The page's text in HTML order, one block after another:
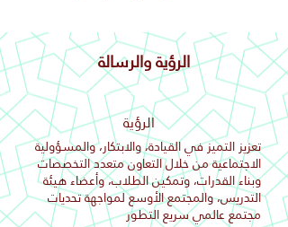
الرؤية والرسالة
الرؤية
تعزيز التميز في القيادة، والابتكار، والمسؤولية
الاجتماعية من خلال التعاون متعدد التخصصات
وبناء القدرات، وتمكين الطلاب، وأعضاء هيئة
التدريس، والمجتمع الأوسع لمواجهة تحديات
مجتمع عالمي سريع التطور